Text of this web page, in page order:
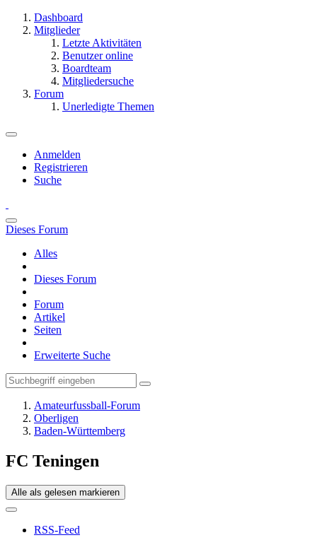
Dashboard
Mitglieder
Letzte Aktivitäten
Benutzer online
Boardteam
Mitgliedersuche
Forum
Unerledigte Themen
Anmelden
Registrieren
Suche
Dieses Forum
Alles
Dieses Forum
Forum
Artikel
Seiten
Erweiterte Suche
Amateurfussball-Forum
Oberligen
Baden-Württemberg
FC Teningen
Alle als gelesen markieren
RSS-Feed